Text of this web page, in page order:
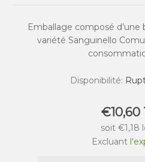
Emballage composé d’une
variété Sanguinello
Disponibilité:
€10,60
soit €1,18
Excluant